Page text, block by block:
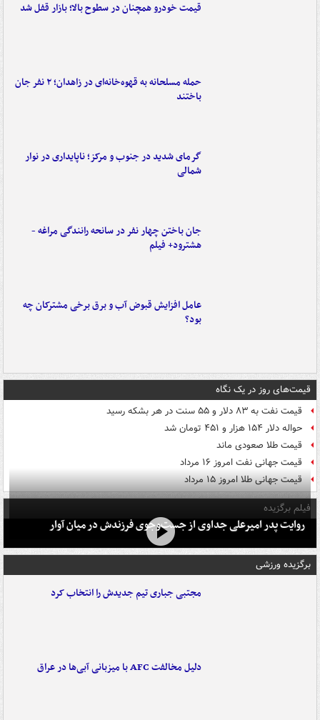
قیمت خودرو همچنان در سطوح بالا؛ بازار قفل شد
حمله مسلحانه به قهوه‌خانه‌ای در زاهدان؛ ۲ نفر جان
باختند
گرمای شدید در جنوب و مرکز؛ ناپایداری در نوار
شمالی
جان باختن چهار نفر در سانحه رانندگی مراغه -
هشترود+ فیلم
عامل افزایش قبوض آب و برق برخی مشترکان چه
بود؟
قیمت‌های روز در یک نگاه
قیمت نفت به ۸۳ دلار و ۵۵ سنت در هر بشکه رسید
حواله دلار ۱۵۴ هزار و ۴۵۱ تومان شد
قیمت طلا صعودی ماند
قیمت جهانی نفت امروز ۱۶ مرداد
قیمت جهانی طلا امروز ۱۵ مرداد
فیلم برگزیده
روایت پدر امیرعلی جداوی از جست‌وجوی فرزندش در میان آوار
برگزیده ورزشی
مجتبی جباری تیم جدیدش را انتخاب کرد
دلیل مخالفت AFC با میزبانی آبی‌ها در عراق